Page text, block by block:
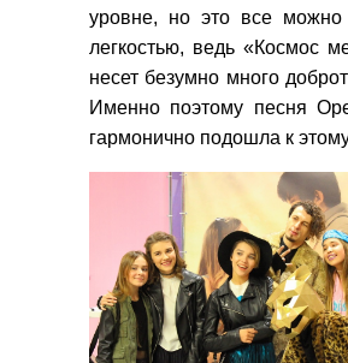
уровне, но это все можно
легкостью, ведь «Космос
несет безумно много
Именно поэтому песня
гармонично подошла к